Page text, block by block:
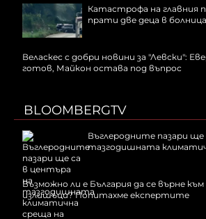
Катастрофа на главния
прати две деца в
Веласкес с добри новини за "Левски":
готов, Майкон остава под въпрос
BLOOMBERGTV
Въглеродните пазари ще
тазгодишната
Възможно ли е България да се върне
излишъци? Попитахме експертите